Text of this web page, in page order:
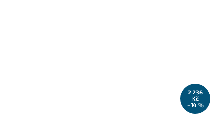
2 236
Kč
–14 %